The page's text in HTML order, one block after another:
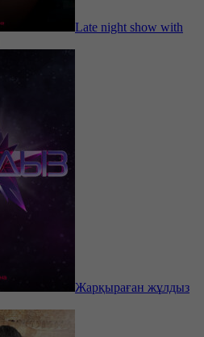
Late night show with
Жарқыраған жұлдыз